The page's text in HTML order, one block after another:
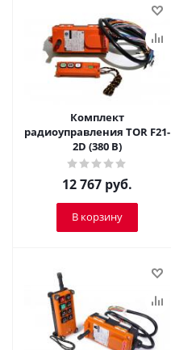
Комплект
радиоуправления TOR F21-
2D (380 В)
12 767 руб.
В корзину